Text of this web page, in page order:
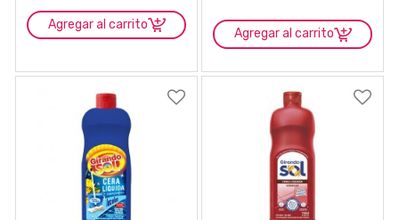
Agregar al carrito
Agregar al carrito